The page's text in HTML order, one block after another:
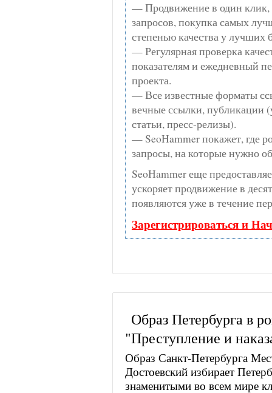
— Продвижение в один клик,
запросов, покупка самых
степенью качества у лучших
— Регулярная проверка
показателям и ежедневный
проекта.
— Все известные форматы
вечные ссылки, публикации
статьи, пресс-релизы).
— SeoHammer покажет, где
запросы, на которые нужно
SeoHammer еще
ускоряет продвижение в
появляются уже в течение
Зарегистрироваться и
Образ Петербурга в
"Преступление и
Образ Санкт-Петербурга
Достоевский избирает
знаменитыми во всем мире